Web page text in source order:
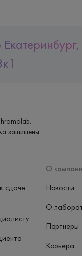
защищены.
сдаче
О
Новости
О
Партнеры
Карьера